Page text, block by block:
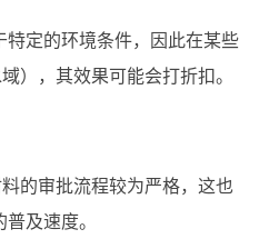
特定的环境条件，因此在某些
），其效果可能会打折扣。
的审批流程较为严格，这也
及速度。